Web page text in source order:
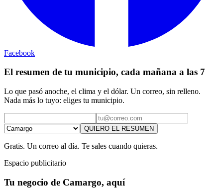
Facebook
El resumen de tu municipio, cada mañana a las 7
Lo que pasó anoche, el clima y el dólar. Un correo, sin relleno.
Nada más lo tuyo: eliges tu municipio.
QUIERO EL RESUMEN
Gratis. Un correo al día. Te sales cuando quieras.
Espacio publicitario
Tu negocio de Camargo, aquí